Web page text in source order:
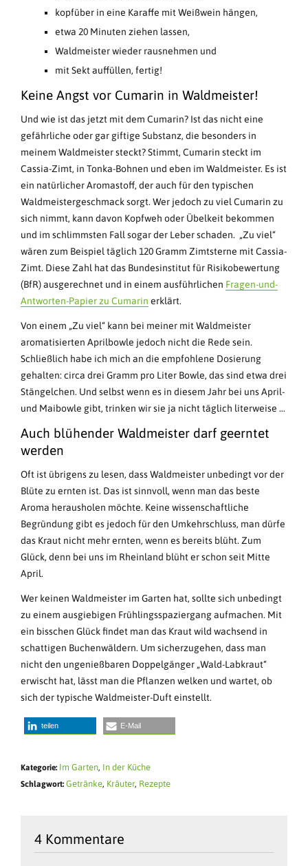
kopfüber in eine Karaffe mit Weißwein hängen,
etwa 20 Minuten ziehen lassen,
Waldmeister wieder rausnehmen und
mit Sekt auffüllen, fertig!
Keine Angst vor Cumarin in Waldmeister!
Und wie ist das jetzt mit dem Cumarin? Ist das nicht eine
gefährliche oder gar giftige Substanz, die besonders in
meinem Waldmeister steckt? Stimmt, Cumarin steckt im
Cassia-Zimt, in Tonka-Bohnen und eben im Waldmeister. Es ist
ein natürlicher Aromastoff, der auch für den typischen
Waldmeistergeschmack sorgt. Wer jedoch zu viel Cumarin zu
sich nimmt, kann davon Kopfweh oder Übelkeit bekommen
und im schlimmsten Fall sogar der Leber schaden. „Zu viel“
wären zum Beispiel täglich 120 Gramm Zimtsterne mit Cassia-
Zimt. Diese Zahl hat das Bundesinstitut für Risikobewertung
(BfR) ausgerechnet und in einem ausführlichen Fragen-und-
Antworten-Papier zu Cumarin erklärt.
Von einem „Zu viel“ kann bei meiner mit Waldmeister
aromatisierten Aprilbowle jedoch nicht die Rede sein.
Schließlich habe ich mich an die empfohlene Dosierung
gehalten: circa drei Gramm pro Liter Bowle, das sind etwa drei
Stängelchen. Und selbst wenn es in diesem Jahr bei uns April-
und Maibowle gibt, trinken wir sie ja nicht täglich literweise …
Auch blühender Waldmeister darf geerntet
werden
Oft ist übrigens zu lesen, dass Waldmeister unbedingt vor der
Blüte zu ernten ist. Das ist sinnvoll, wenn man das beste
Aroma herausholen möchte. Keine wissenschaftliche
Begründung gibt es jedoch für den Umkehrschluss, man dürfe
das Kraut nicht mehr ernten, wenn es bereits blüht. Zum
Glück, denn bei uns im Rheinland blüht er schon seit Mitte
April.
Wer keinen Waldmeister im Garten hat, sollte sich unbedingt
zu einem ausgiebigen Frühlingsspaziergang aufmachen. Mit
ein bisschen Glück findet man das Kraut wild wachsend in
schattigen Buchenwäldern. Um sicherzugehen, dass man
nicht den ungenießbaren Doppelgänger „Wald-Labkraut“
erwischt hat, lässt man die Pflanzen welken und wartet, ob
sich der typische Waldmeister-Duft einstellt.
teilen E-Mail
Kategorie: Im Garten, In der Küche
Schlagwort: Getränke, Kräuter, Rezepte
4 Kommentare